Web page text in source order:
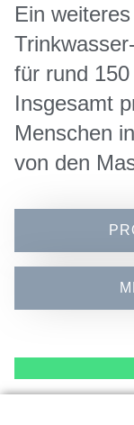
Ein
für rund
Insgesamt
Menschen
von den